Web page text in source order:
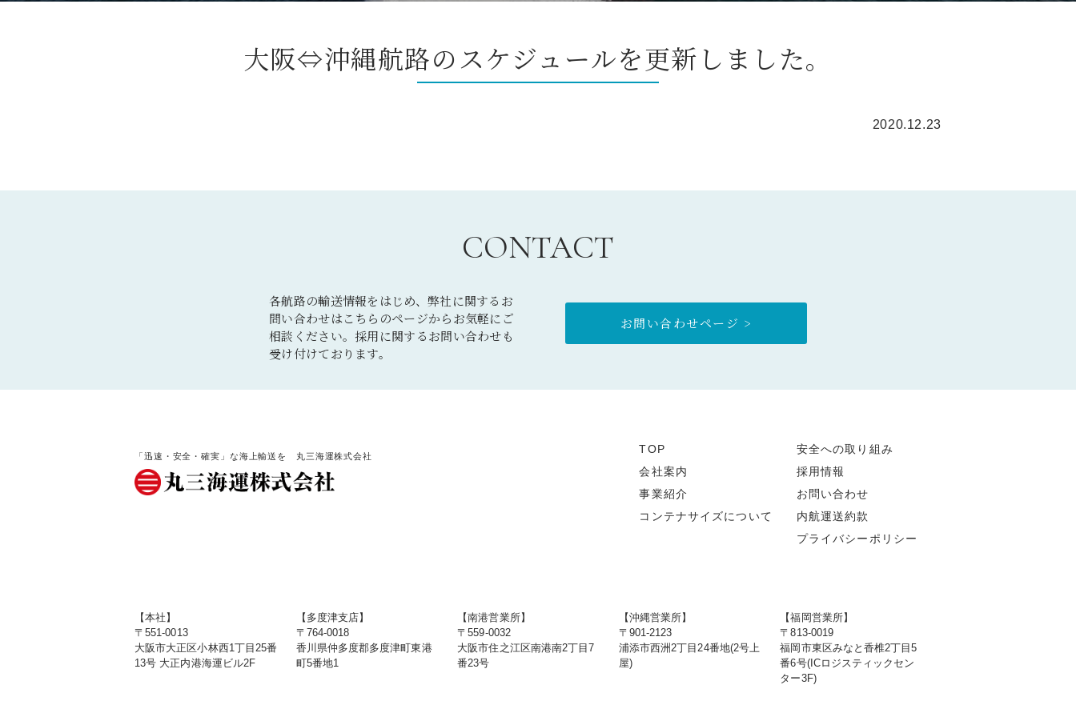
大阪⇔沖縄航路のスケジュールを更新しました。
2020.12.23
CONTACT
各航路の輸送情報をはじめ、弊社に関するお
問い合わせはこちらのページからお気軽にご
相談ください。採用に関するお問い合わせも
受け付けております。
お問い合わせページ >
「迅速・安全・確実」な海上輸送を 丸三海運株式会社
TOP
会社案内
事業紹介
コンテナサイズについて
安全への取り組み
採用情報
お問い合わせ
内航運送約款
プライバシーポリシー
【本社】
〒551-0013
大阪市大正区小林西1丁目25番
13号 大正内港海運ビル2F
【多度津支店】
〒764-0018
香川県仲多度郡多度津町東港
町5番地1
【南港営業所】
〒559-0032
大阪市住之江区南港南2丁目7
番23号
【沖縄営業所】
〒901-2123
浦添市西洲2丁目24番地(2号上
屋)
【福岡営業所】
〒813-0019
福岡市東区みなと香椎2丁目5
番6号(ICロジスティックセン
ター3F)